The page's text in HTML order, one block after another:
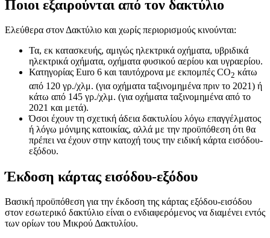
Ποιοι εξαιρούνται από τον δακτύλιο
Ελεύθερα στον Δακτύλιο και χωρίς περιορισμούς κινούνται:
Τα, εκ κατασκευής, αμιγώς ηλεκτρικά οχήματα, υβριδικά
ηλεκτρικά οχήματα, οχήματα φυσικού αερίου και υγραερίου.
Κατηγορίας Euro 6 και ταυτόχρονα με εκπομπές CO2 κάτω
από 120 γρ./χλμ. (για οχήματα ταξινομημένα πριν το 2021) ή
κάτω από 145 γρ./χλμ. (για οχήματα ταξινομημένα από το
2021 και μετά).
Όσοι έχουν τη σχετική άδεια δακτυλίου λόγω επαγγέλματος
ή λόγω μόνιμης κατοικίας, αλλά με την προϋπόθεση ότι θα
πρέπει να έχουν στην κατοχή τους την ειδική κάρτα εισόδου-
εξόδου.
Έκδοση κάρτας εισόδου-εξόδου
Βασική προϋπόθεση για την έκδοση της κάρτας εξόδου-εισόδου
στον εσωτερικό δακτύλιο είναι ο ενδιαφερόμενος να διαμένει εντός
των ορίων του Μικρού Δακτυλίου.